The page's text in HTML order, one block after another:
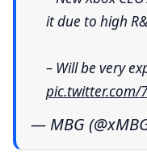
it due to high
– Will be very
pic.twitter.com/
— MBG